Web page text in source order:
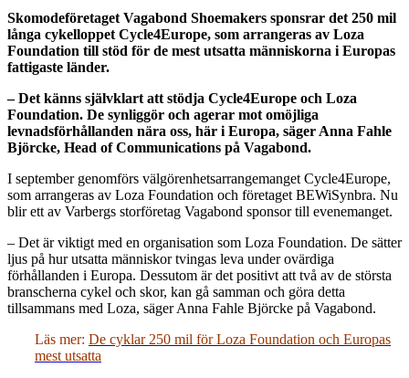
Skomodeföretaget Vagabond Shoemakers sponsrar det 250 mil
långa cykelloppet Cycle4Europe, som arrangeras av Loza
Foundation till stöd för de mest utsatta människorna i Europas
fattigaste länder.
– Det känns självklart att stödja Cycle4Europe och Loza
Foundation. De synliggör och agerar mot omöjliga
levnadsförhållanden nära oss, här i Europa, säger Anna Fahle
Björcke, Head of Communications på Vagabond.
I september genomförs välgörenhetsarrangemanget Cycle4Europe,
som arrangeras av Loza Foundation och företaget BEWiSynbra. Nu
blir ett av Varbergs storföretag Vagabond sponsor till evenemanget.
– Det är viktigt med en organisation som Loza Foundation. De sätter
ljus på hur utsatta människor tvingas leva under ovärdiga
förhållanden i Europa. Dessutom är det positivt att två av de största
branscherna cykel och skor, kan gå samman och göra detta
tillsammans med Loza, säger Anna Fahle Björcke på Vagabond.
Läs mer: De cyklar 250 mil för Loza Foundation och Europas
mest utsatta